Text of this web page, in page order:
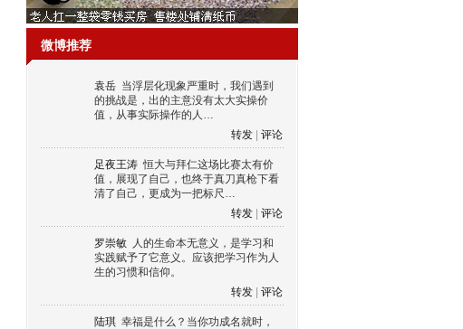
微博推荐
袁岳 当浮层化现象严重时，我们遇到
的挑战是，出的主意没有太大实操价
值，从事实际操作的人…
转发
评论
足夜王涛 恒大与拜仁这场比赛太有价
值，展现了自己，也终于真刀真枪下看
清了自己，更成为一把标尺…
转发
评论
罗崇敏 人的生命本无意义，是学习和
实践赋予了它意义。应该把学习作为人
生的习惯和信仰。
转发
评论
陆琪 幸福是什么？当你功成名就时，